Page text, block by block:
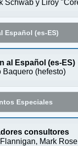
Schwab y Liroy
Español (es-ES)
al Español (es-ES)
Baquero (hefesto)
Especiales
consultores
Mark